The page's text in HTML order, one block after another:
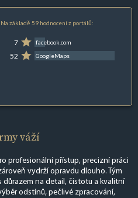
Na základě 59 hodnocení z portálů:
7 facebook.com
52 GoogleMaps
váží
profesionální přístup, precizní práci
vydrží opravdu dlouho. Tým
důrazem na detail, čistotu a kvalitní
odstínů, pečlivé zpracování,